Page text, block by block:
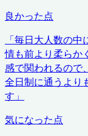
良かった点
「毎日大人数の中
情も前より柔らか
感で関われるので
全日制に通うより
す 」
気になった点